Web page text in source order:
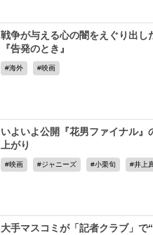
戦争が与える心の闇をえぐり出し
『告発のとき』
海外 映画
いよいよ公開『花男ファイナル』
上がり
映画 ジャニーズ 小栗旬 井上
大手マスコミが「記者クラブ」で